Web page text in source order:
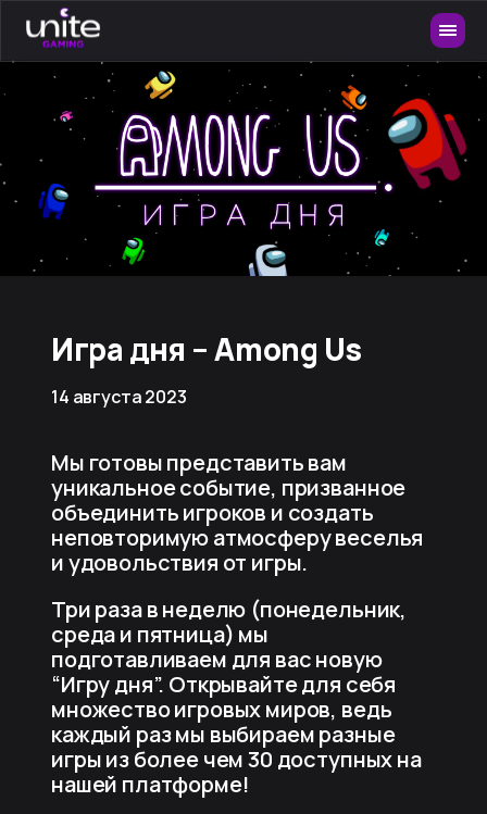
Игра дня – Among Us
14 августа 2023
Мы готовы представить вам
уникальное событие, призванное
объединить игроков и создать
неповторимую атмосферу веселья
и удовольствия от игры.
Три раза в неделю (понедельник,
среда и пятница) мы
подготавливаем для вас новую
“Игру дня”. Открывайте для себя
множество игровых миров, ведь
каждый раз мы выбираем разные
игры из более чем 30 доступных на
нашей платформе!